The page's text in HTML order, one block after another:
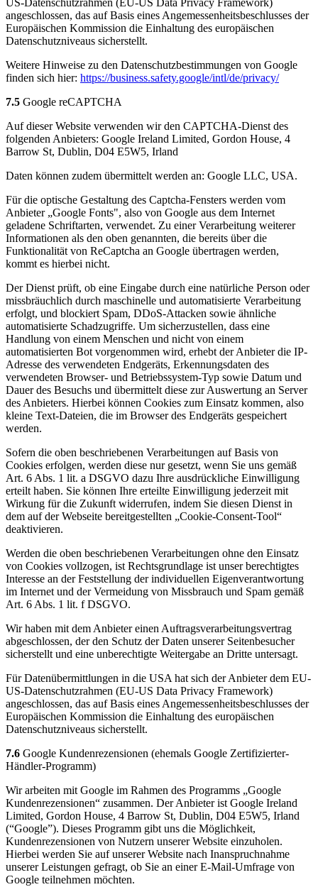
angeschlossen, das auf Basis eines Angemessenheitsbeschlusses der
Europäischen Kommission die Einhaltung des europäischen
Datenschutzniveaus sicherstellt.
Weitere Hinweise zu den Datenschutzbestimmungen von Google
finden sich hier: https://business.safety.google/intl/de/privacy/
7.5 Google reCAPTCHA
Auf dieser Website verwenden wir den CAPTCHA-Dienst des
folgenden Anbieters: Google Ireland Limited, Gordon House, 4
Barrow St, Dublin, D04 E5W5, Irland
Daten können zudem übermittelt werden an: Google LLC, USA.
Für die optische Gestaltung des Captcha-Fensters werden vom
Anbieter „Google Fonts", also von Google aus dem Internet
geladene Schriftarten, verwendet. Zu einer Verarbeitung weiterer
Informationen als den oben genannten, die bereits über die
Funktionalität von ReCaptcha an Google übertragen werden,
kommt es hierbei nicht.
Der Dienst prüft, ob eine Eingabe durch eine natürliche Person oder
missbräuchlich durch maschinelle und automatisierte Verarbeitung
erfolgt, und blockiert Spam, DDoS-Attacken sowie ähnliche
automatisierte Schadzugriffe. Um sicherzustellen, dass eine
Handlung von einem Menschen und nicht von einem
automatisierten Bot vorgenommen wird, erhebt der Anbieter die IP-
Adresse des verwendeten Endgeräts, Erkennungsdaten des
verwendeten Browser- und Betriebssystem-Typ sowie Datum und
Dauer des Besuchs und übermittelt diese zur Auswertung an Server
des Anbieters. Hierbei können Cookies zum Einsatz kommen, also
kleine Text-Dateien, die im Browser des Endgeräts gespeichert
werden.
Sofern die oben beschriebenen Verarbeitungen auf Basis von
Cookies erfolgen, werden diese nur gesetzt, wenn Sie uns gemäß
Art. 6 Abs. 1 lit. a DSGVO dazu Ihre ausdrückliche Einwilligung
erteilt haben. Sie können Ihre erteilte Einwilligung jederzeit mit
Wirkung für die Zukunft widerrufen, indem Sie diesen Dienst in
dem auf der Webseite bereitgestellten „Cookie-Consent-Tool“
deaktivieren.
Werden die oben beschriebenen Verarbeitungen ohne den Einsatz
von Cookies vollzogen, ist Rechtsgrundlage ist unser berechtigtes
Interesse an der Feststellung der individuellen Eigenverantwortung
im Internet und der Vermeidung von Missbrauch und Spam gemäß
Art. 6 Abs. 1 lit. f DSGVO.
Wir haben mit dem Anbieter einen Auftragsverarbeitungsvertrag
abgeschlossen, der den Schutz der Daten unserer Seitenbesucher
sicherstellt und eine unberechtigte Weitergabe an Dritte untersagt.
Für Datenübermittlungen in die USA hat sich der Anbieter dem EU-
US-Datenschutzrahmen (EU-US Data Privacy Framework)
angeschlossen, das auf Basis eines Angemessenheitsbeschlusses der
Europäischen Kommission die Einhaltung des europäischen
Datenschutzniveaus sicherstellt.
7.6 Google Kundenrezensionen (ehemals Google Zertifizierter-
Händler-Programm)
Wir arbeiten mit Google im Rahmen des Programms „Google
Kundenrezensionen“ zusammen. Der Anbieter ist Google Ireland
Limited, Gordon House, 4 Barrow St, Dublin, D04 E5W5, Irland
(“Google”). Dieses Programm gibt uns die Möglichkeit,
Kundenrezensionen von Nutzern unserer Website einzuholen.
Hierbei werden Sie auf unserer Website nach Inanspruchnahme
unserer Leistungen gefragt, ob Sie an einer E-Mail-Umfrage von
Google teilnehmen möchten.